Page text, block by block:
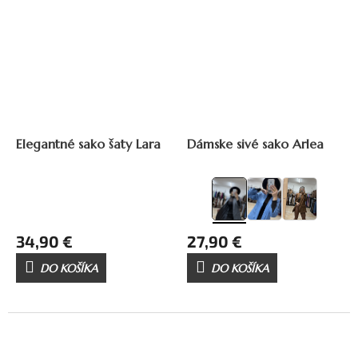
Elegantné sako šaty Lara
34,90 €
DO KOŠÍKA
Dámske sivé sako Arlea
27,90 €
DO KOŠÍKA